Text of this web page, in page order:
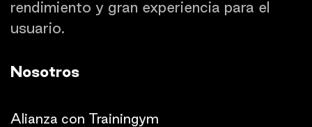
rendimiento y gran experiencia para el
usuario.
Nosotros
Alianza con Trainingym